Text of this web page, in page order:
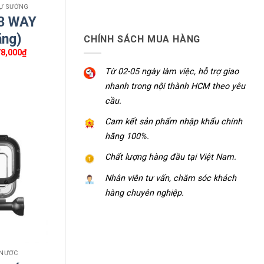
CHÍNH SÁCH MUA HÀNG
Từ 02-05 ngày làm việc, hỗ trợ giao
nhanh trong nội thành HCM theo yêu
cầu.
Cam kết sản phẩm nhập khẩu chính
hãng 100%.
Chất lượng hàng đầu tại Việt Nam.
Nhân viên tư vấn, chăm sóc khách
hàng chuyên nghiệp.
SƯỚNG
WAY
₫Giá
hiện